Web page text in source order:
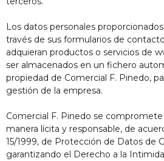
Los datos personales
través de sus formularios de
adquieran productos o servicios de
ser almacenados en un fichero
propiedad de Comercial F. Pinedo,
gestión de la empresa.
Comercial F. Pinedo se
manera lícita y responsable, de
15/1999, de Protección de Datos de
garantizando el Derecho a la